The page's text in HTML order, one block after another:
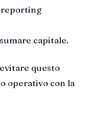
reporting
capitale.
questo
operativo con la